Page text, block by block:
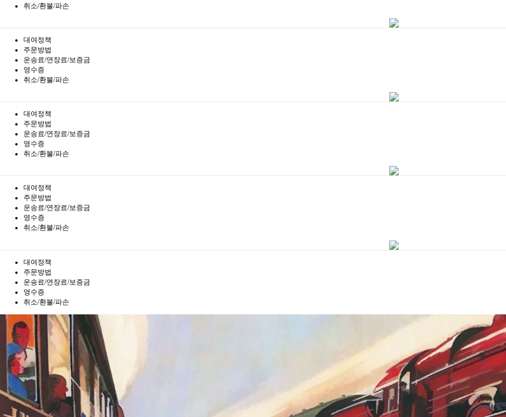
취소/환불/파손
대여정책
주문방법
운송료/연장료/보증금
영수증
취소/환불/파손
대여정책
주문방법
운송료/연장료/보증금
영수증
취소/환불/파손
대여정책
주문방법
운송료/연장료/보증금
영수증
취소/환불/파손
대여정책
주문방법
운송료/연장료/보증금
영수증
취소/환불/파손